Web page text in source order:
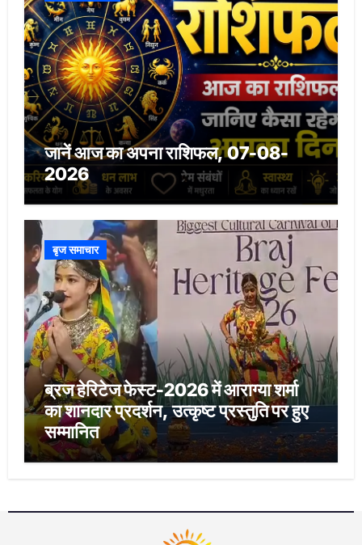
जानें आज का अपना राशिफल, 07-08-
2026
बृज समाचार
ब्रज हेरिटेज फेस्ट-2026 में आराग्या शर्मा
का शानदार प्रदर्शन, उत्कृष्ट प्रस्तुति पर हुए
सम्मानित